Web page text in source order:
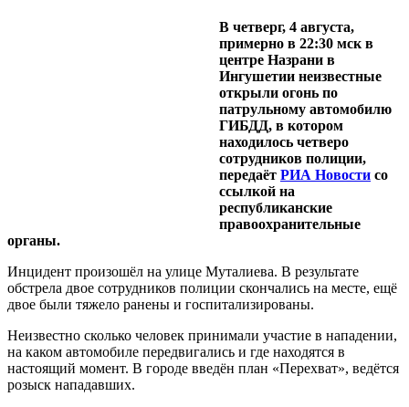
В четверг, 4 августа,
примерно в 22:30 мск в
центре Назрани в
Ингушетии неизвестные
открыли огонь по
патрульному автомобилю
ГИБДД, в котором
находилось четверо
сотрудников полиции,
передаёт РИА Новости со
ссылкой на
республиканские
правоохранительные
органы.
Инцидент произошёл на улице Муталиева. В результате
обстрела двое сотрудников полиции скончались на месте, ещё
двое были тяжело ранены и госпитализированы.
Неизвестно сколько человек принимали участие в нападении,
на каком автомобиле передвигались и где находятся в
настоящий момент. В городе введён план «Перехват», ведётся
розыск нападавших.